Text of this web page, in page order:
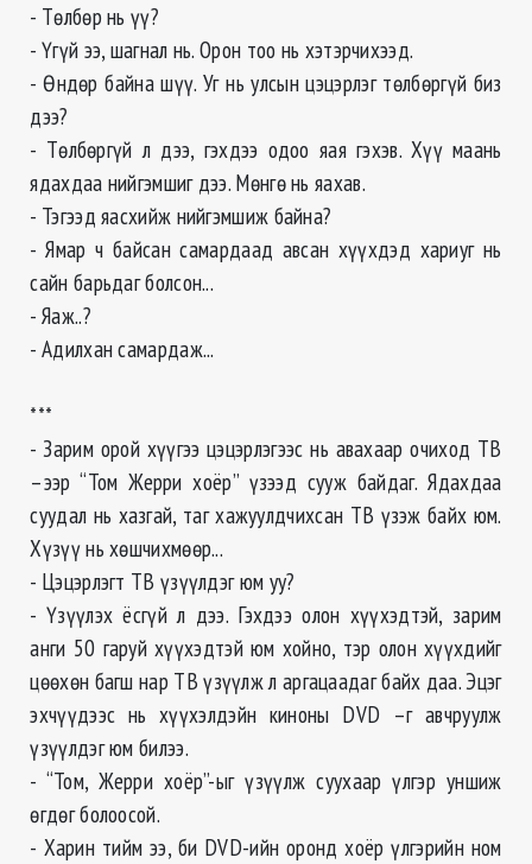
- Төлбөр нь үү?
- Үгүй ээ, шагнал нь. Орон тоо нь хэтэрчихээд.
- Өндөр байна шүү. Уг нь улсын цэцэрлэг төлбөргүй биз
дээ?
- Төлбөргүй л дээ, гэхдээ одоо яая гэхэв. Хүү маань
ядахдаа нийгэмшиг дээ. Мөнгө нь яахав.
- Тэгээд яасхийж нийгэмшиж байна?
- Ямар ч байсан самардаад авсан хүүхдэд хариуг нь
сайн барьдаг болсон...
- Яаж..?
- Адилхан самардаж...
***
- Зарим орой хүүгээ цэцэрлэгээс нь авахаар очиход ТВ
–ээр “Том Жерри хоёр” үзээд сууж байдаг. Ядахдаа
суудал нь хазгай, таг хажуулдчихсан ТВ үзэж байх юм.
Хүзүү нь хөшчихмөөр...
- Цэцэрлэгт ТВ үзүүлдэг юм уу?
- Үзүүлэх ёсгүй л дээ. Гэхдээ олон хүүхэдтэй, зарим
анги 50 гаруй хүүхэдтэй юм хойно, тэр олон хүүхдийг
цөөхөн багш нар ТВ үзүүлж л аргацаадаг байх даа. Эцэг
эхчүүдээс нь хүүхэлдэйн киноны DVD –г авчруулж
үзүүлдэг юм билээ.
- “Том, Жерри хоёр”-ыг үзүүлж суухаар үлгэр уншиж
өгдөг болоосой.
- Харин тийм ээ, би DVD-ийн оронд хоёр үлгэрийн ном